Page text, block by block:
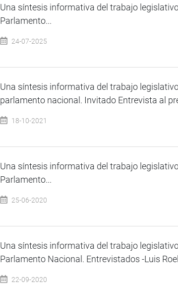
Una síntesis informativa del trabajo
Parlamento...
24-07-2025
Una síntesis informativa del trabajo
parlamento nacional. Invitado Entrevista al
18-10-2021
Una síntesis informativa del trabajo
Parlamento...
25-06-2020
Una síntesis informativa del trabajo
Parlamento Nacional. Entrevistados -Luis
22-09-2020